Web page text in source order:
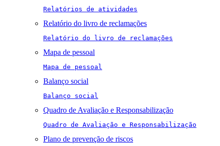
Relatórios de atividades
Relatório do livro de reclamações
Relatório do livro de reclamações
Mapa de pessoal
Mapa de pessoal
Balanço social
Balanço social
Quadro de Avaliação e Responsabilização
Quadro de Avaliação e Responsabilização
Plano de prevenção de riscos